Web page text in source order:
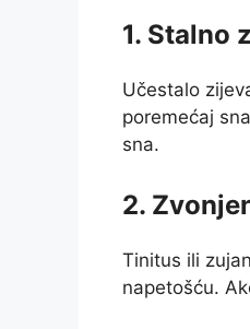
1. Stalno
Učestalo
poremećaj
sna.
2.
Tinitus ili
napetošću.